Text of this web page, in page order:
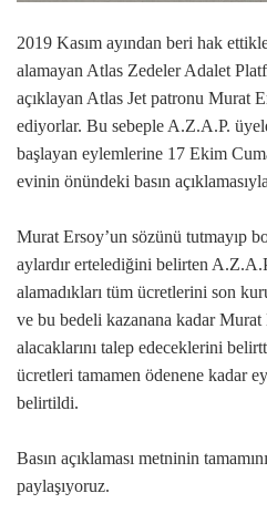
2019 Kasım ayından beri hak
alamayan Atlas Zedeler Adalet
açıklayan Atlas Jet patronu Murat
ediyorlar. Bu sebeple A.Z.A.P.
başlayan eylemlerine 17 Ekim
evinin önündeki basın
Murat Ersoy’un sözünü tutmayıp
aylardır ertelediğini belirten
alamadıkları tüm ücretlerini son
ve bu bedeli kazanana kadar Murat
alacaklarını talep edeceklerini
ücretleri tamamen ödenene kadar
belirtildi.
Basın açıklaması metninin
paylaşıyoruz.